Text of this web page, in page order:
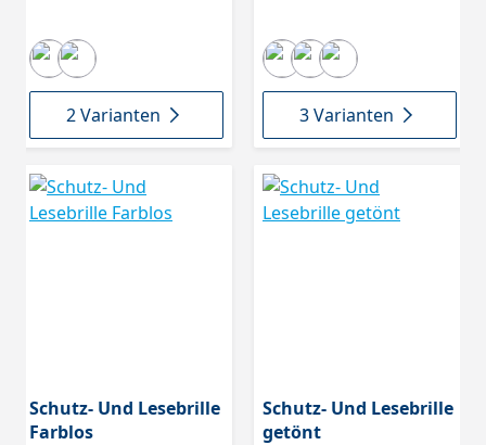
2 Varianten 3 Varianten
Schutz- Und Lesebrille
Farblos
Schutz- Und Lesebrille
getönt